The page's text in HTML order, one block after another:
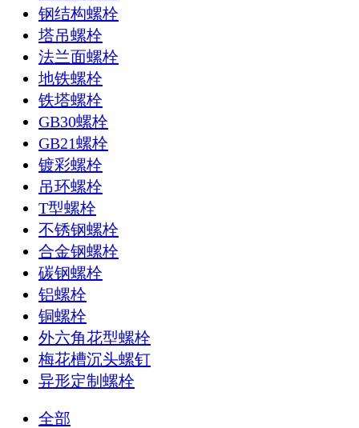
钢结构螺栓
塔吊螺栓
法兰面螺栓
地铁螺栓
铁塔螺栓
GB30螺栓
GB21螺栓
镀彩螺栓
吊环螺栓
T型螺栓
不锈钢螺栓
合金钢螺栓
碳钢螺栓
铝螺栓
铜螺栓
外六角花型螺栓
梅花槽沉头螺钉
异形定制螺栓
全部